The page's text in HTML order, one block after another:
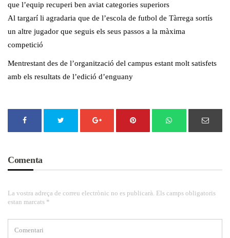
que l’equip recuperi ben aviat categories superiors
Al targarí li agradaria que de l’escola de futbol de Tàrrega sortís
un altre jugador que seguis els seus passos a la màxima
competició
Mentrestant des de l’organització del campus estant molt satisfets
amb els resultats de l’edició d’enguany
Comenta
La vostra adreça de correu electrònic no es publicarà. Els camps obligatoris
estan marcats *